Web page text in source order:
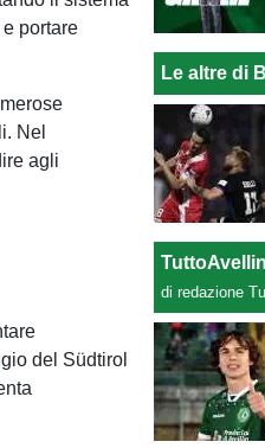
portare
Nel
agli
del Südtirol
Le altre di B
di redazione